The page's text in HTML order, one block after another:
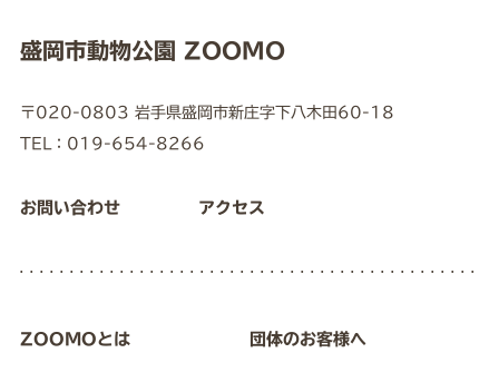
盛岡市動物公園 ZOOMO
〒020-0803 岩手県盛岡市新庄字下八木田60-18
TEL：019-654-8266
お問い合わせ アクセス
ZOOMOとは 団体のお客様へ